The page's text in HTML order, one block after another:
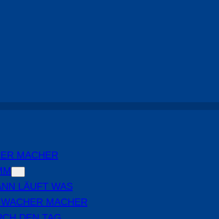
MACHER
LÄUFT WAS
MACHER